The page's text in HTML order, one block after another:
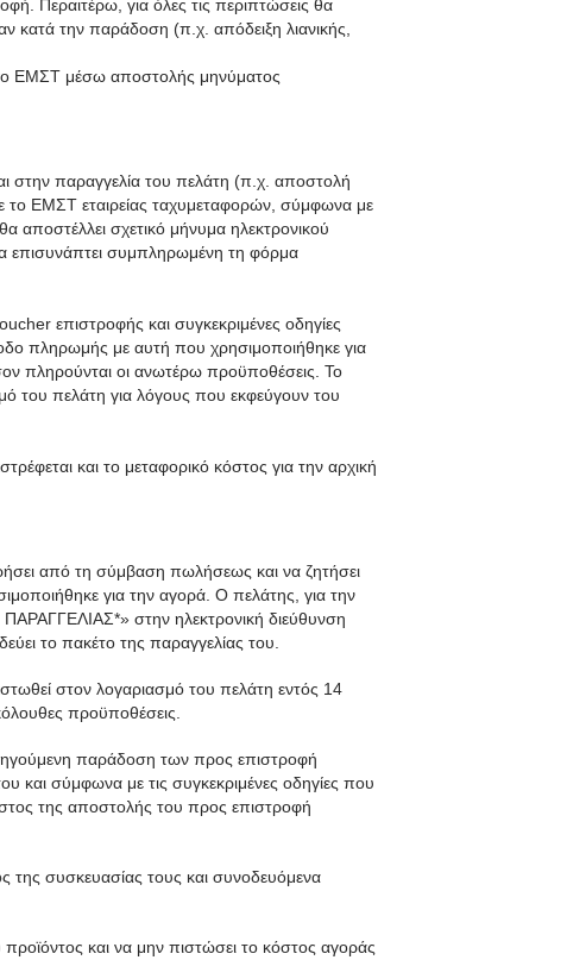
Περαιτέρω, για όλες τις περιπτώσεις θα
κατά την παράδοση (π.χ. απόδειξη λιανικής,
το ΕΜΣΤ μέσω αποστολής μηνύματος
στην παραγγελία του πελάτη (π.χ. αποστολή
το ΕΜΣΤ εταιρείας ταχυμεταφορών, σύμφωνα με
σχετικό μήνυμα ηλεκτρονικού
συμπληρωμένη τη φόρμα
επιστροφής και συγκεκριμένες οδηγίες
πληρωμής με αυτή που χρησιμοποιήθηκε για
πληρούνται οι ανωτέρω προϋποθέσεις. Το
του πελάτη για λόγους που εκφεύγουν του
και το μεταφορικό κόστος για την αρχική
από τη σύμβαση πωλήσεως και να ζητήσει
για την αγορά. Ο πελάτης, για την
στην ηλεκτρονική διεύθυνση
το πακέτο της παραγγελίας του.
στον λογαριασμό του πελάτη εντός 14
προϋποθέσεις.
παράδοση των προς επιστροφή
σύμφωνα με τις συγκεκριμένες οδηγίες που
της αποστολής του προς επιστροφή
της συσκευασίας τους και συνοδευόμενα
και να μην πιστώσει το κόστος αγοράς